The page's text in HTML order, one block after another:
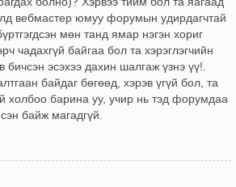
вебмастер юмуу форумын удирдагчтай
мөн танд ямар нэгэн хориг
чадахгүй байгаа бол та хэрэглэгчийн
бичсэн эсэхээ дахин шалгаж үзнэ үү!.
байдаг бөгөөд, хэрэв үгүй бол, та
холбоо барина уу, учир нь тэд форумдаа
байж магадгүй.